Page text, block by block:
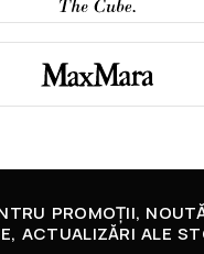
PROMOȚII,
ACTUALIZĂRI ALE